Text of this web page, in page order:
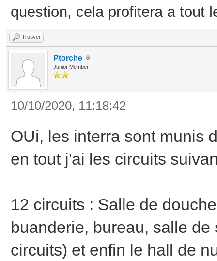
question, cela profitera a tout
Trouver
Ptorche
Junior Member
10/10/2020, 11:18:42
OUi, les interra sont munis
en tout j'ai les circuits
12 circuits : Salle de
buanderie, bureau, salle
circuits) et enfin le hall de